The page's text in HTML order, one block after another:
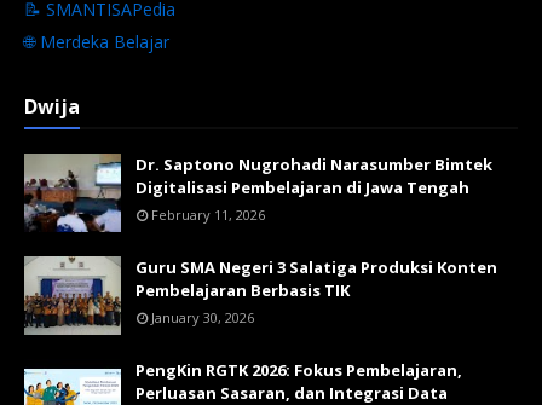
📝 SMANTISAPedia
🌐 Merdeka Belajar
Dwija
Dr. Saptono Nugrohadi Narasumber Bimtek
Digitalisasi Pembelajaran di Jawa Tengah
February 11, 2026
Guru SMA Negeri 3 Salatiga Produksi Konten
Pembelajaran Berbasis TIK
January 30, 2026
PengKin RGTK 2026: Fokus Pembelajaran,
Perluasan Sasaran, dan Integrasi Data